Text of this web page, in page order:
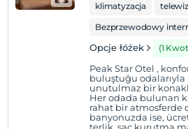
Niemowlęta do wieku do 2 są
1 dzieci w wieku poniżej 12 jest/
klimatyzacja
Bezprzewodowy
Opcje łóżek (1
Peak Star Otel ,
buluştuğu
unutulmaz bir
Her odada bulunan
rahat bir atmosferde
banyonuzda ise,